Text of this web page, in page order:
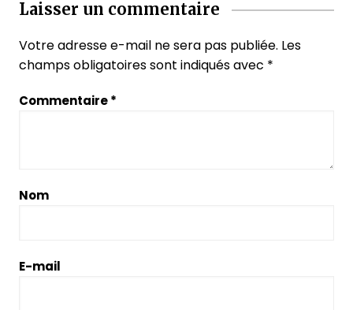
Laisser un commentaire
Votre adresse e-mail ne sera pas publiée. Les
champs obligatoires sont indiqués avec *
Commentaire*
Nom
E-mail